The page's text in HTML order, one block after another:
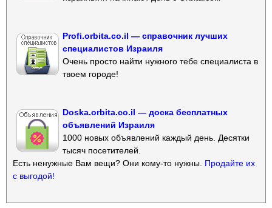
Profi.orbita.co.il — справочник лучших
специалистов Израиля
Очень просто найти нужного тебе специалиста в
твоем городе!
Doska.orbita.co.il — доска бесплатных
объявлений Израиля
1000 новых объявлений каждый день. Десятки
тысяч посетителей.
Есть ненужные Вам вещи? Они кому-то нужны. Продайте их
с выгодой!